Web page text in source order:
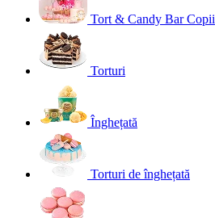
Tort & Candy Bar Copii
Torturi
Înghețată
Torturi de înghețată